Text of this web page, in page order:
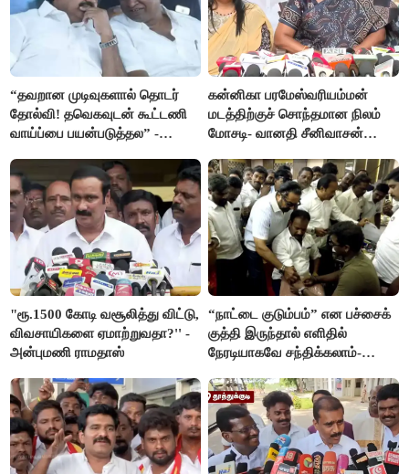
“தவறான முடிவுகளால் தொடர்
தோல்வி! தவெகவுடன் கூட்டணி
வாய்ப்பை பயன்படுத்தல” -
கன்னிகா பரமேஸ்வரியம்மன்
மடத்திற்குச் சொந்தமான நிலம்
மோசடி- வானதி சீனிவாசன்
"ரூ.1500 கோடி வசூலித்து விட்டு,
விவசாயிகளை ஏமாற்றுவதா?'' -
அன்புமணி ராமதாஸ்
“நாட்டை குடும்பம்” என பச்சைக்
குத்தி இருந்தால் எளிதில்
நேரடியாகவே சந்திக்கலாம்-